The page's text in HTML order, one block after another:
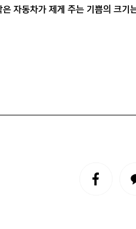
자동차가 제게 주는 기쁨의 크기